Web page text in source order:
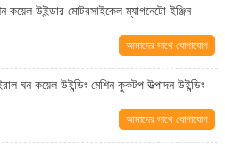
কয়েল উইন্ডার মোটরসাইকেল ম্যাগনেটো ইঞ্জিন
আমাদের সাথে যোগাযোগ
করুন
ঘন কয়েল উইন্ডিং মেশিন কুকটপ উত্পাদন উইন্ডিং
আমাদের সাথে যোগাযোগ
করুন